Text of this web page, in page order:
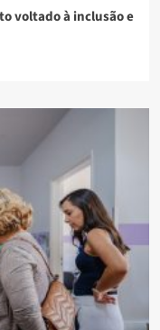
voltado à inclusão e